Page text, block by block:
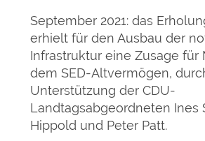
September 2021: das
erhielt für den Ausbau der
Infrastruktur eine Zusage für
dem SED-Altvermögen,
Unterstützung der CDU-
Landtagsabgeordneten Ines
Hippold und Peter Patt.